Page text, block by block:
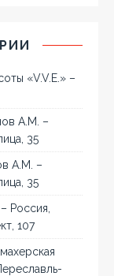
«V.V.E.» –
А.М. –
35
А.М. –
35
Россия,
107